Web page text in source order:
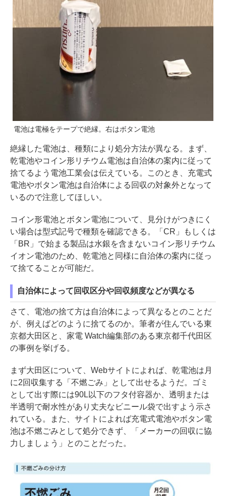
電池は電極をテープで絶縁。右はボタン電池
絶縁した電池は、種類により処分方法が異なる。まず、
乾電池やコイン形リチウム電池は自治体の案内に従って
捨てるよう電池工業会は伝えている。このとき、充電式
電池やボタン電池は自治体による回収の対象外となって
いるので注意してほしい。
コイン形電池とボタン電池について、見分けがつきにく
い場合は型式記号で種類を確認できる。「CR」もしくは
「BR」で始まる製品は水銀を含まないコイン形リチウム
イオン電池のため、乾電池と同様に自治体の案内に従っ
て捨てることが可能だ。
自治体によって回収区分や回収頻度などが異なる
さて、電池の捨て方は自治体によって異なるとのことだ
が、例えばどのように捨てるのか。筆者が住んでいる東
京都大田区と、家電 Watch編集部のある東京都千代田区
の事例を挙げる。
まず大田区について、Webサイトによれば、乾電池は月
に2回収集する「不燃ごみ」として出せるようだ。ゴミ
として出す際には90L以下のフタ付容器か、透明または
半透明で耐水性があり丈夫なビニール袋で出すよう示さ
れている。また、サイトによれば充電式電池やボタン電
池は不燃ごみとして処分できず、「メーカーの回収に協
力しましょう」とのことだった。